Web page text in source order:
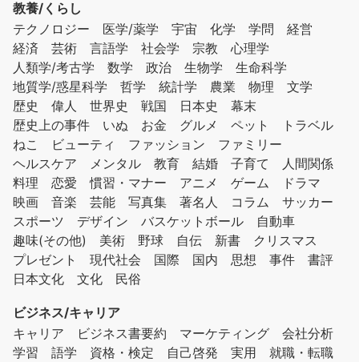
教養/くらし
テクノロジー
医学/薬学 宇宙 化学 学問
経営
経済
芸術 言語学 社会学 宗教
心理学
人類学/考古学
数学 政治 生物学
生命科学
地質学/惑星科学
哲学 統計学 農業 物理
文学
歴史
偉人 世界史 戦国 日本史
幕末
歴史上の事件
いぬ お金 グルメ ペット
トラベル
ねこ
ビューティ ファッション
ファミリー
ヘルスケア
メンタル 教育 結婚 子育て
人間関係
料理
恋愛 慣習・マナー アニメ ゲーム
ドラマ
映画
音楽 芸能 写真集 著名人 コラム
サッカー
スポーツ
デザイン バスケットボール
自動車
趣味(その他)
美術 野球 自伝 新書
クリスマス
プレゼント
現代社会 国際 国内 思想 事件
書評
日本文化
文化 民俗
ビジネス/キャリア
キャリア
ビジネス書要約 マーケティング
会社分析
学習
語学 資格・検定 自己啓発 実用
就職・転職